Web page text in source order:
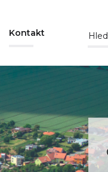
Kontakt